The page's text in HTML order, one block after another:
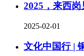
2025，来西岗
2025-02-01
文化中国行 |